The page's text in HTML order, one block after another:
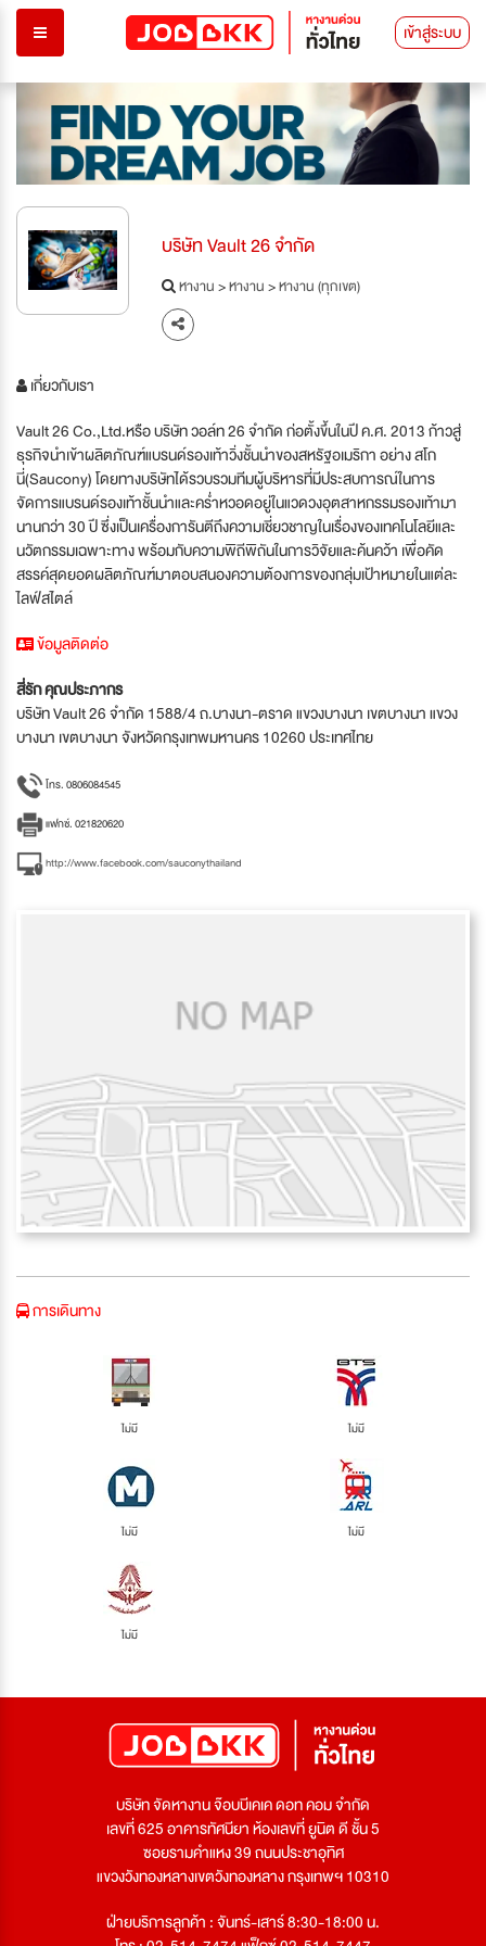
เข้าสู่ระบบ
บริษัท Vault 26 จำกัด
หางาน>หางาน>หางาน (ทุกเขต)
เกี่ยวกับเรา
Vault 26 Co.,Ltd.หรือ บริษัท วอล์ท 26 จำกัด ก่อตั้งขึ้นในปี ค.ศ. 2013 ก้าวสู่
ธุรกิจนำเข้าผลิตภัณฑ์แบรนด์รองเท้าวิ่งชั้นนำของสหรัฐอเมริกา อย่าง สโก
นี่(Saucony) โดยทางบริษัทได้รวบรวมทีมผู้บริหารที่มีประสบการณ์ในการ
จัดการแบรนด์รองเท้าชั้นนำและคร่ำหวอดอยู่ในแวดวงอุตสาหกรรมรองเท้ามา
นานกว่า 30 ปี ซึ่งเป็นเครื่องการันตีถึงความเชี่ยวชาญในเรื่องของเทคโนโลยีและ
นวัตกรรมเฉพาะทาง พร้อมกับความพิถีพิถันในการวิจัยและค้นคว้า เพื่อคัด
สรรค์สุดยอดผลิตภัณฑ์มาตอบสนองความต้องการของกลุ่มเป้าหมายในแต่ละ
ไลฟ์สไตล์
ข้อมูลติดต่อ
สี่รัก คุณประภากร
บริษัท Vault 26 จำกัด 1588/4 ถ.บางนา-ตราด แขวงบางนา เขตบางนา แขวง
บางนา เขตบางนา จังหวัดกรุงเทพมหานคร 10260 ประเทศไทย
โทร. 0806084545
แฟกซ์. 021820620
http://www.facebook.com/sauconythailand
การเดินทาง
ไม่มี ไม่มี
ไม่มี ไม่มี
ไม่มี
บริษัท จัดหางาน จ๊อบบีเคเค ดอท คอม จำกัด
เลขที่ 625 อาคารทัศนียา ห้องเลขที่ ยูนิต ดี ชั้น 5
ซอยรามคำแหง 39 ถนนประชาอุทิศ
แขวงวังทองหลางเขตวังทองหลาง กรุงเทพฯ 10310
ฝ่ายบริการลูกค้า : จันทร์-เสาร์ 8:30-18:00 น.